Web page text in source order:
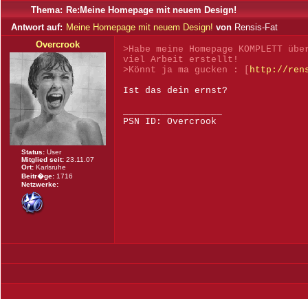
Thema: Re:Meine Homepage mit neuem Design!
Antwort auf: Meine Homepage mit neuem Design! von Rensis-Fat
Overcrook
Status: User
Mitglied seit: 23.11.07
Ort: Karlsruhe
Beitr�ge: 1716
Netzwerke:
>Habe meine Homepage
viel Arbeit erstellt!
>Könnt ja ma gucken : [ http://
Ist das dein ernst?
PSN ID: Overcrook